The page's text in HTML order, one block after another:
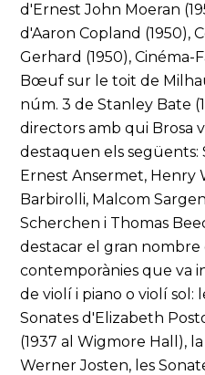
d'Ernest John Moeran
d'Aaron Copland (1950),
Gerhard (1950), Cinéma-
Bœuf sur le toit de
núm. 3 de Stanley Bate
directors amb qui Brosa
destaquen els següents:
Ernest Ansermet, Henry
Barbirolli, Malcom
Scherchen i Thomas
destacar el gran nombre
contemporànies que va
de violí i piano o violí sol:
Sonates d'Elizabeth
(1937 al Wigmore Hall),
Werner Josten, les